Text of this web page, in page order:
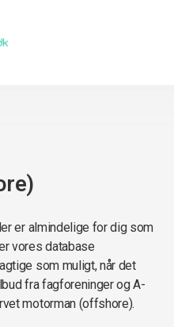
er almindelige for dig som
vores database
som muligt, når det
fra fagforeninger og A-
motorman (offshore).